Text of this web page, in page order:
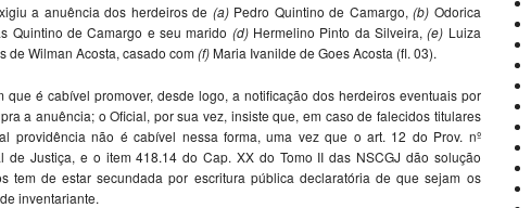
a anuência dos herdeiros de (a) Pedro Quintino de Camargo,(b) Odorica
Quintino de Camargo e seu marido (d) Hermelino Pinto da Silveira,(e) Luiza
de Wilman Acosta, casado com(f)Maria Ivanilde de Goes Acosta (fl. 03).
que é cabível promover, desde logo, a notificação dos herdeiros eventuais por
a anuência; o Oficial, por sua vez, insiste que, em caso de falecidos titulares
providência não é cabível nessa forma, uma vez que o art. 12 do Prov. nº
de Justiça, e o item 418.14 do Cap. XX do Tomo II das NSCGJ dão solução
tem de estar secundada por escritura pública declaratória de que sejam os
inventariante.